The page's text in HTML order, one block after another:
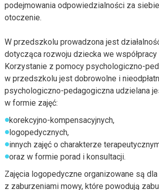
podejmowania odpowiedzialności za
otoczenie.
W przedszkolu prowadzona jest
dotycząca rozwoju dziecka we
Korzystanie z pomocy psychologiczno-
w przedszkolu jest dobrowolne i
psychologiczno-pedagogiczna udzielana
w formie zajęć:
korekcyjno-kompensacyjnych,
logopedycznych,
innych zajęć o charakterze
oraz w formie porad i konsultacji.
Zajęcia logopedyczne organizowane są
z zaburzeniami mowy, które powodują